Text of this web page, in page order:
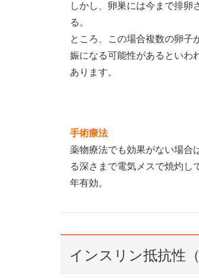
しかし、卵巣には今まで排卵
る。
ところ、この場合複数の卵
娠になる可能性があるといわ
あります。
手術療法
薬物療法でも効果がない場合
る深さまで電気メスで焼灼
年有効。
インスリン抵抗性